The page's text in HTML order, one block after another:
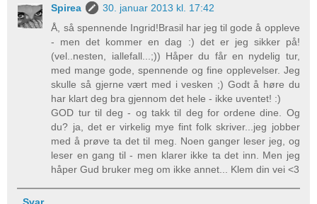
Spirea
30. januar 2013 kl. 17:42
Å, så spennende Ingrid!Brasil har jeg til gode å oppleve
- men det kommer en dag :) det er jeg sikker på!
(vel..nesten, iallefall...;)) Håper du får en nydelig tur,
med mange gode, spennende og fine opplevelser. Jeg
skulle så gjerne vært med i vesken ;) Godt å høre du
har klart deg bra gjennom det hele - ikke uventet! :)
GOD tur til deg - og takk til deg for ordene dine. Og
du? ja, det er virkelig mye fint folk skriver...jeg jobber
med å prøve ta det til meg. Noen ganger leser jeg, og
leser en gang til - men klarer ikke ta det inn. Men jeg
håper Gud bruker meg om ikke annet... Klem din vei <3
Svar